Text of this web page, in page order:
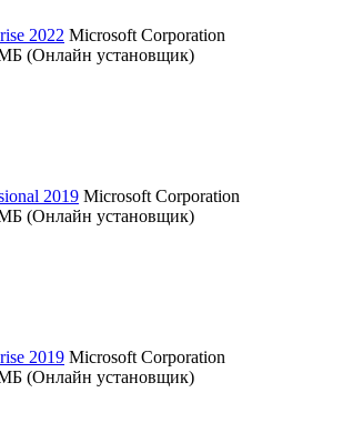
2022 Microsoft Corporation
(Онлайн установщик)
2019 Microsoft Corporation
(Онлайн установщик)
2019 Microsoft Corporation
(Онлайн установщик)